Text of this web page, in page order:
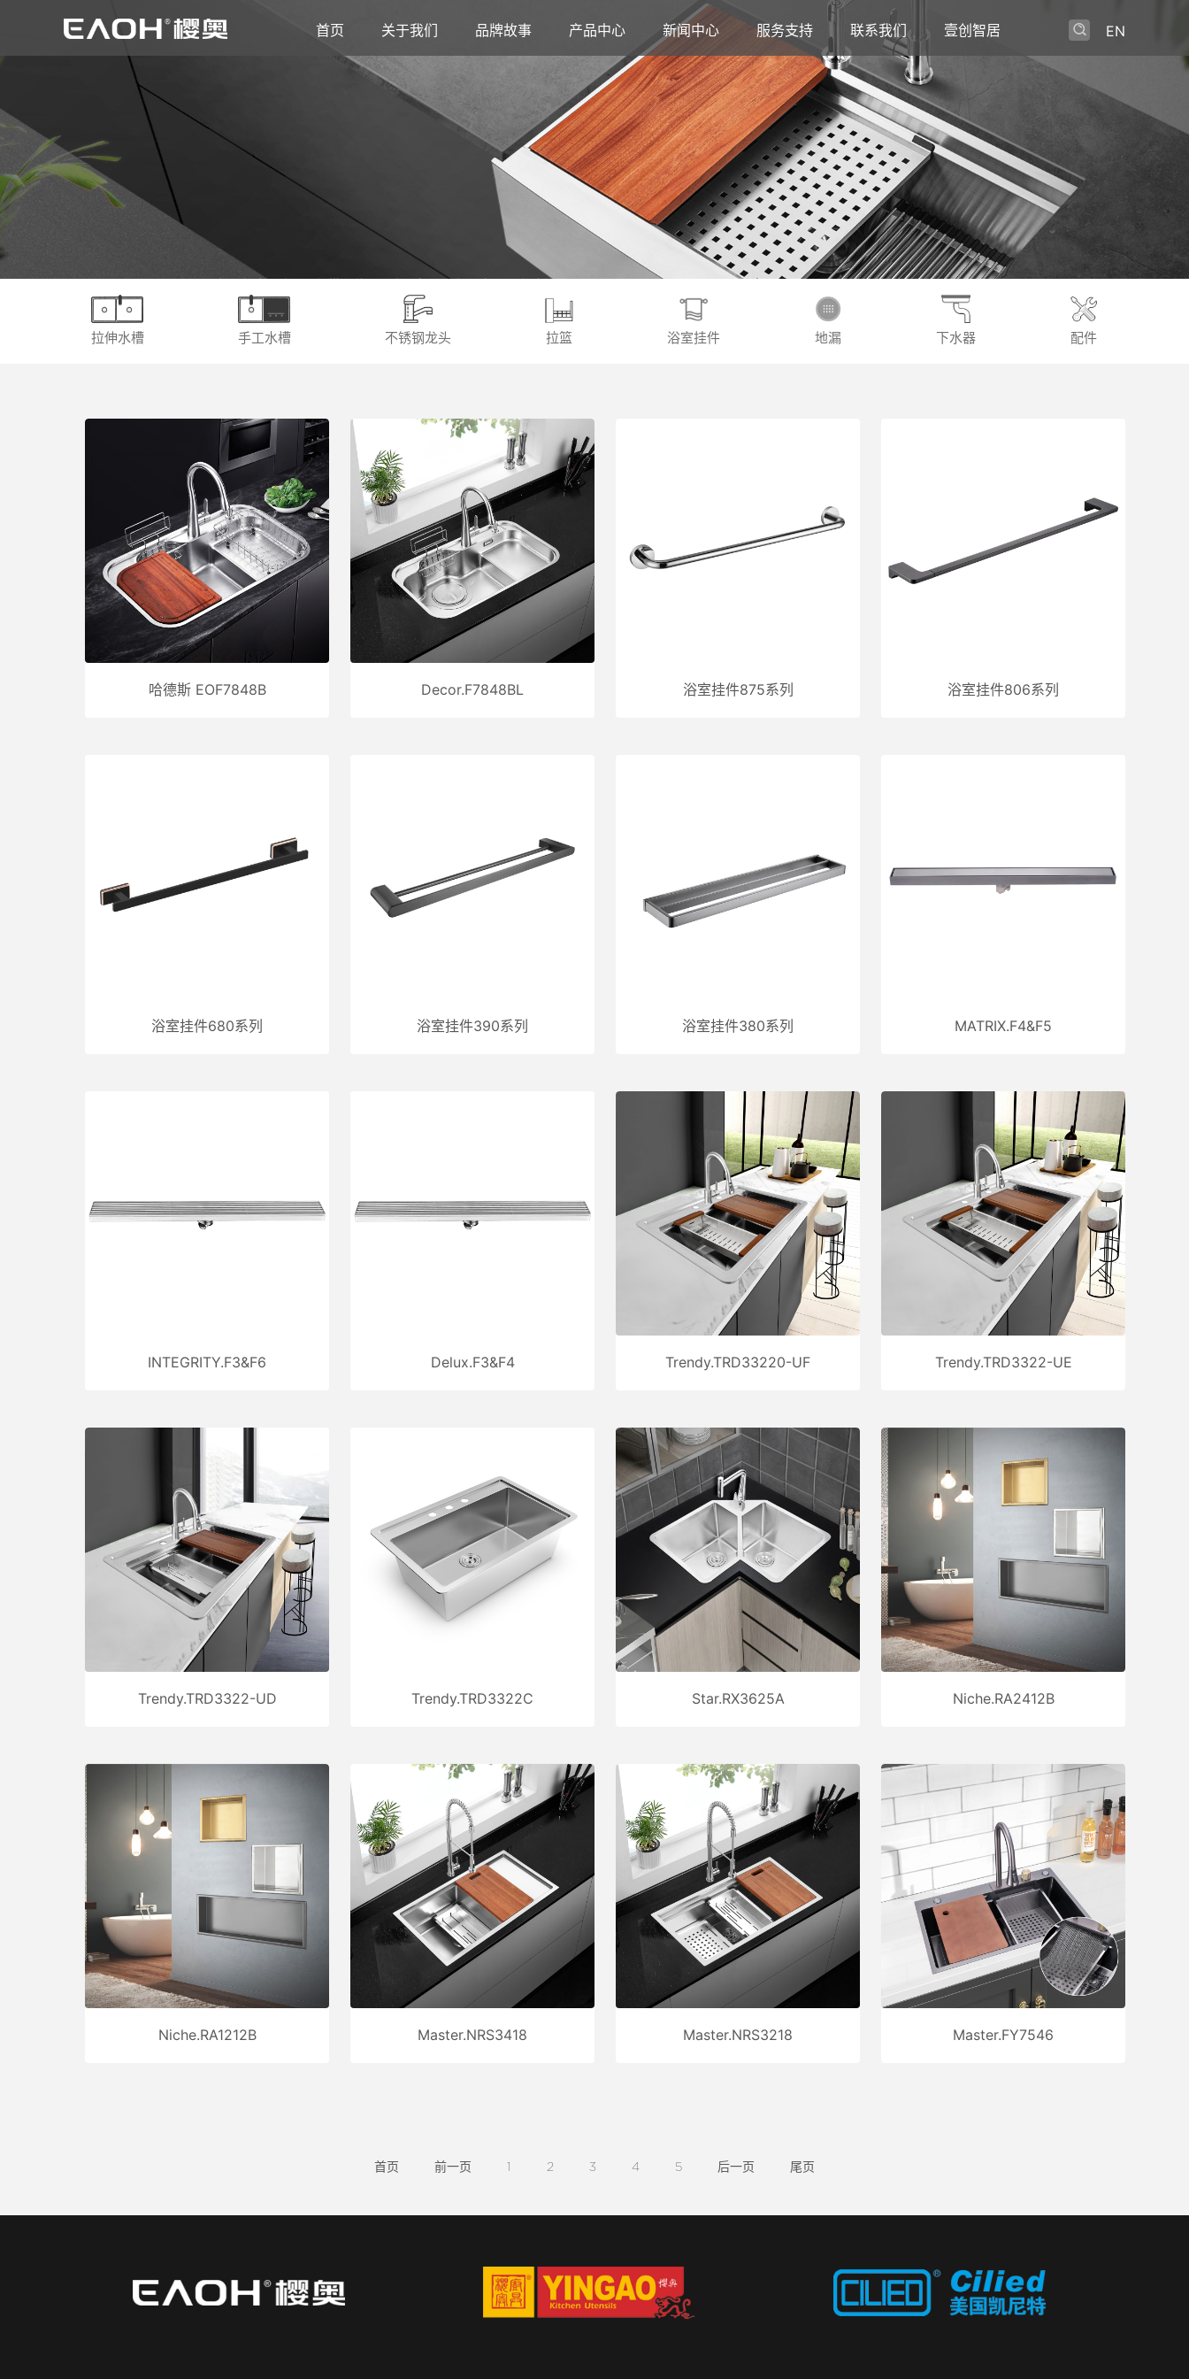
首页 关于我们 品牌故事 产品中心 新闻中心 服务支持 联系我们 壹创智居 EN
拉伸水槽 手工水槽 不锈钢龙头 拉篮 浴室挂件 地漏 下水器 配件
哈德斯 EOF7848B Decor.F7848BL 浴室挂件875系列 浴室挂件806系列
浴室挂件680系列 浴室挂件390系列 浴室挂件380系列 MATRIX.F4&F5
INTEGRITY.F3&F6 Delux.F3&F4 Trendy.TRD33220-UF Trendy.TRD3322-UE
Trendy.TRD3322-UD Trendy.TRD3322C Star.RX3625A Niche.RA2412B
Niche.RA1212B Master.NRS3418 Master.NRS3218 Master.FY7546
首页 前一页 1 2 3 4 5 后一页 尾页